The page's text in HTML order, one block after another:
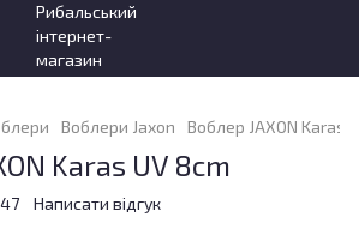
Воблери Jaxon Воблер JAXON Karas
Karas UV 8cm
Написати відгук